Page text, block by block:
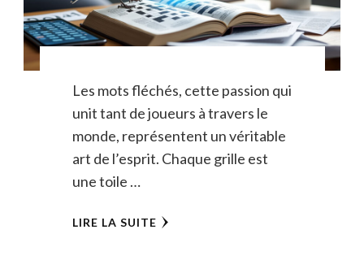
Les mots fléchés, cette passion qui
unit tant de joueurs à travers le
monde, représentent un véritable
art de l’esprit. Chaque grille est
une toile …
LIRE LA SUITE